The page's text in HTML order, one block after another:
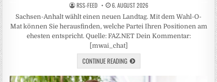
RSS-FEED 6. AUGUST 2026
Sachsen-Anhalt wählt einen neuen Landtag. Mit dem Wahl-O-
Mat können Sie herausfinden, welche Partei Ihren Positionen am
ehesten entspricht. Quelle: FAZ.NET Dein Kommentar:
[mwai_chat]
CONTINUE READING